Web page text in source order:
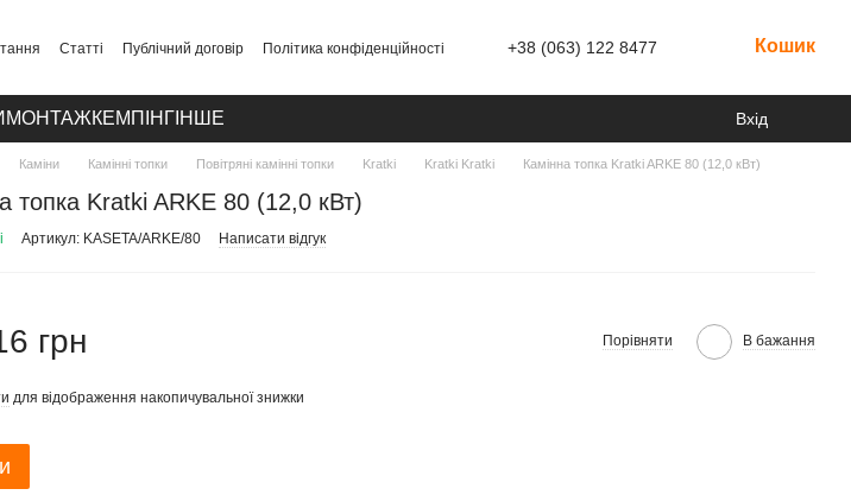
Статті Публічний договір
Політика конфіденційності
+38 (063) 122 8477 Кошик
МОНТАЖКЕМПІНГ ІНШЕ Вхід
Каміни Камінні топки Повітряні камінні топки Kratki Kratki Kratki Камінна топка Kratki ARKE 80 (12,0 кВт)
топка Kratki ARKE 80 (12,0 кВт)
Артикул: KASETA/ARKE/80 Написати відгук
грн Порівняти В бажання
для відображення накопичувальної знижки